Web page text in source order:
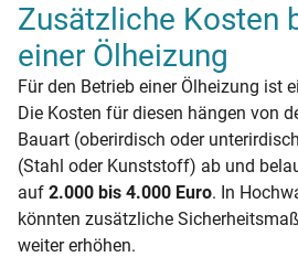
Zusätzliche Kosten
einer Ölheizung
Für den Betrieb einer Ölheizung ist
Die Kosten für diesen hängen von
Bauart (oberirdisch oder
(Stahl oder Kunststoff) ab und
auf 2.000 bis 4.000 Euro. In
könnten zusätzliche
weiter erhöhen.